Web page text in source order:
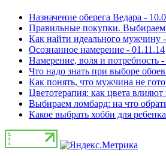
Назначение оберега Ведара -
Правильные покупки. Выбираем
Как найти идеального мужчину
Осознанное намерение - 01.11.14
Намерение, воля и потребность
Что надо знать при выборе
Как понять, что мужчина не
Цветотерапия: как цвета влияют
Выбираем ломбард: на что
Какое выбрать хобби для